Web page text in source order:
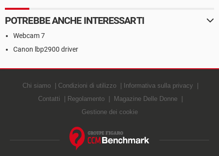
POTREBBE ANCHE INTERESSARTI
Webcam 7
Canon lbp2900 driver
Chi siamo Condizioni di utilizzo
Informativa sulla privacy
Contatti
Regolamento
Magazine Delle Donne
Gestione dei cookie